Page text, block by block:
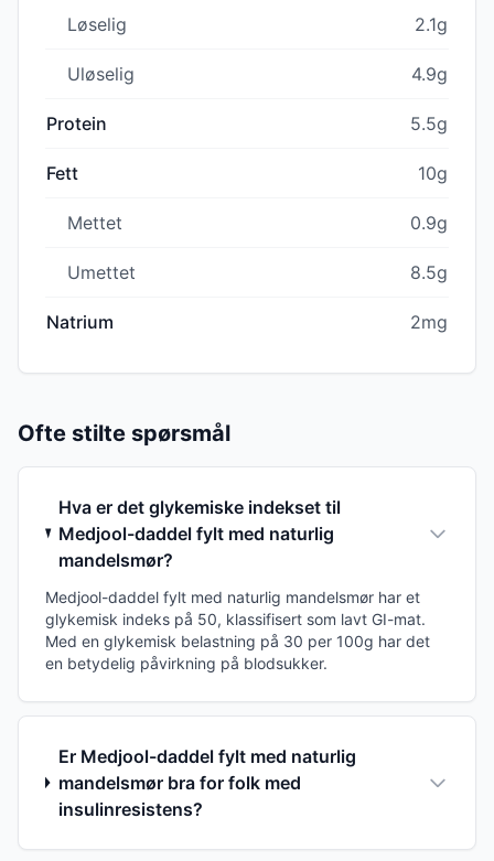
Løselig 2.1g
Uløselig 4.9g
Protein 5.5g
Fett 10g
Mettet 0.9g
Umettet 8.5g
Natrium 2mg
Ofte stilte spørsmål
Hva er det glykemiske indekset til
Medjool-daddel fylt med naturlig
mandelsmør?
Medjool-daddel fylt med naturlig mandelsmør har et
glykemisk indeks på 50, klassifisert som lavt GI-mat.
Med en glykemisk belastning på 30 per 100g har det
en betydelig påvirkning på blodsukker.
Er Medjool-daddel fylt med naturlig
mandelsmør bra for folk med
insulinresistens?